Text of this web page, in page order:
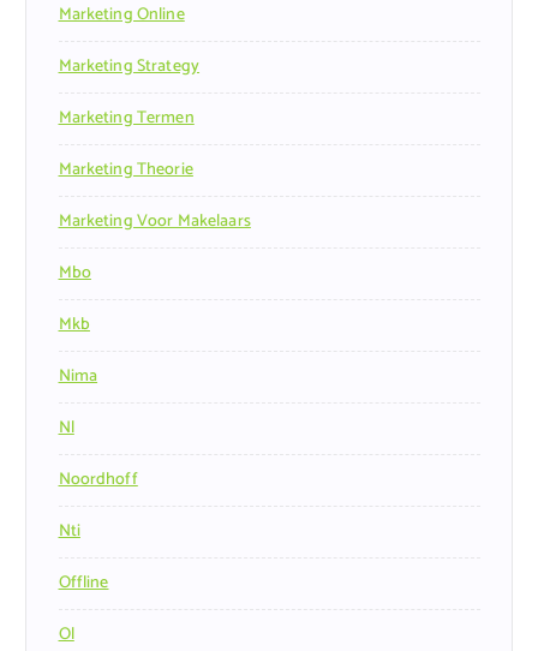
Marketing Online
Marketing Strategy
Marketing Termen
Marketing Theorie
Marketing Voor Makelaars
Mbo
Mkb
Nima
Nl
Noordhoff
Nti
Offline
Ol